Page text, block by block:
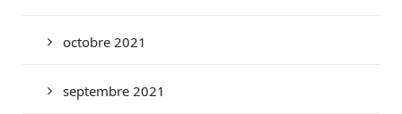
octobre 2021
septembre 2021